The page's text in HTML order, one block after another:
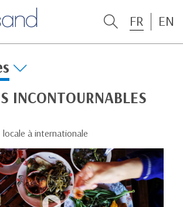
FR EN
INCONTOURNABLES
à internationale